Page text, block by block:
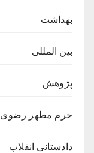
بهداشت
بین المللی
پژوهش
حرم مطهر رضوی
دادستانی انقلاب